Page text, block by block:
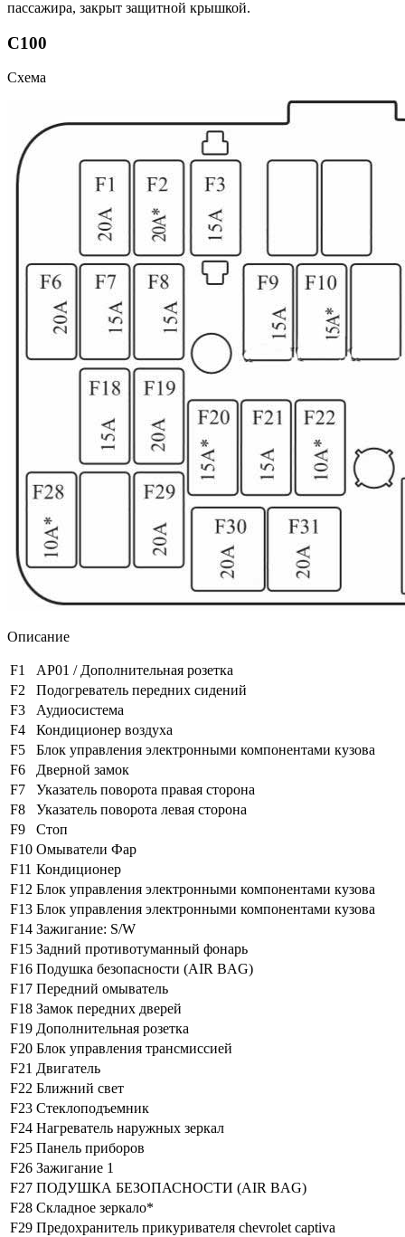
пассажира, закрыт защитной крышкой.
С100
Схема
Описание
F1
AP01 / Дополнительная розетка
F2
Подогреватель передних сидений
F3
Аудиосистема
F4
Кондиционер воздуха
F5
Блок управления электронными компонентами кузова
F6
Дверной замок
F7
Указатель поворота правая сторона
F8
Указатель поворота левая сторона
F9
Стоп
F10 Омыватели Фар
F11 Кондиционер
F12 Блок управления электронными компонентами кузова
F13 Блок управления электронными компонентами кузова
F14 Зажигание: S/W
F15 Задний противотуманный фонарь
F16 Подушка безопасности (AIR BAG)
F17 Передний омыватель
F18 Замок передних дверей
F19 Дополнительная розетка
F20 Блок управления трансмиссией
F21 Двигатель
F22 Ближний свет
F23 Стеклоподъемник
F24 Нагреватель наружных зеркал
F25 Панель приборов
F26 Зажигание 1
F27 ПОДУШКА БЕЗОПАСНОСТИ (AIR BAG)
F28 Складное зеркало*
F29 Предохранитель прикуривателя chevrolet captiva